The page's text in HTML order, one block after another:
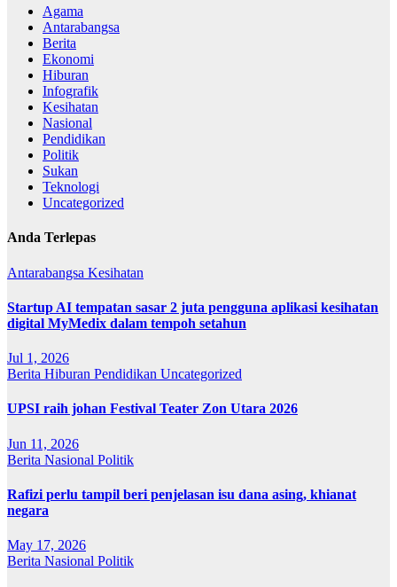
Agama
Antarabangsa
Berita
Ekonomi
Hiburan
Infografik
Kesihatan
Nasional
Pendidikan
Politik
Sukan
Teknologi
Uncategorized
Anda Terlepas
Antarabangsa Kesihatan
Startup AI tempatan sasar 2 juta pengguna aplikasi kesihatan
digital MyMedix dalam tempoh setahun
Jul 1, 2026
Berita Hiburan Pendidikan Uncategorized
UPSI raih johan Festival Teater Zon Utara 2026
Jun 11, 2026
Berita Nasional Politik
Rafizi perlu tampil beri penjelasan isu dana asing, khianat
negara
May 17, 2026
Berita Nasional Politik